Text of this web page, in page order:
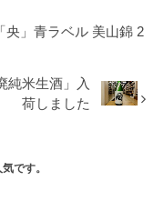
」青ラベル 美山錦 2
純米生酒」入
荷しました
です。